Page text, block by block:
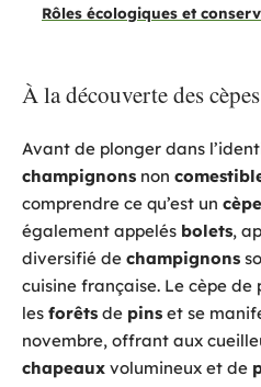
Rôles écologiques et
À la découverte des
Avant de plonger dans
champignons non
comprendre ce qu’est un cèpe
également appelés bolets,
diversifié de champignons
cuisine française. Le cèpe
les forêts de pins et se
novembre, offrant aux
chapeaux volumineux et de